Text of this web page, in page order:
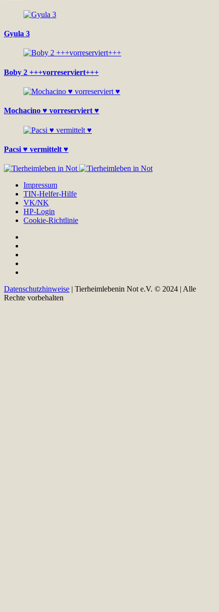
Gyula 3
Boby 2 +++vorreserviert+++
Mochacino ♥ vorreserviert ♥
Pacsi ♥ vermittelt ♥
Impressum
TIN-Helfer-Hilfe
VK/NK
HP-Login
Cookie-Richtlinie
Datenschutzhinweise | Tierheimlebenin Not e.V. © 2024 | Alle
Rechte vorbehalten